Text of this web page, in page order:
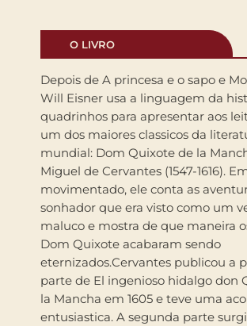
O LIVRO
Depois de A princesa e o sapo e
Will Eisner usa a linguagem da
quadrinhos para apresentar aos
um dos maiores classicos da
mundial: Dom Quixote de la
Miguel de Cervantes (1547-1616).
movimentado, ele conta as
sonhador que era visto como um
maluco e mostra de que maneira
Dom Quixote acabaram sendo
eternizados.Cervantes publicou a
parte de El ingenioso hidalgo don
la Mancha em 1605 e teve uma
entusiastica. A segunda parte